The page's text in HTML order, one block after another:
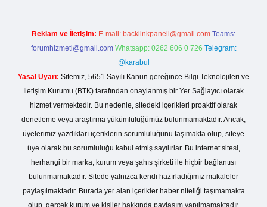
Reklam ve İletişim: E-mail: backlinkpaneli@gmail.com Teams:
forumhizmeti@gmail.com Whatsapp: 0262 606 0 726 Telegram:
@karabul
Yasal Uyarı: Sitemiz, 5651 Sayılı Kanun gereğince Bilgi Teknolojileri ve
İletişim Kurumu (BTK) tarafından onaylanmış bir Yer Sağlayıcı olarak
hizmet vermektedir. Bu nedenle, sitedeki içerikleri proaktif olarak
denetleme veya araştırma yükümlülüğümüz bulunmamaktadır. Ancak,
üyelerimiz yazdıkları içeriklerin sorumluluğunu taşımakta olup, siteye
üye olarak bu sorumluluğu kabul etmiş sayılırlar. Bu internet sitesi,
herhangi bir marka, kurum veya şahıs şirketi ile hiçbir bağlantısı
bulunmamaktadır. Sitede yalnızca kendi hazırladığımız makaleler
paylaşılmaktadır. Burada yer alan içerikler haber niteliği taşımamakta
olup, gerçek kurum ve kişiler hakkında paylaşım yapılmamaktadır.